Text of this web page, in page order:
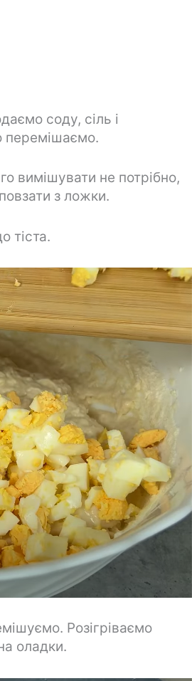
соду, сіль і
перемішаємо.
вимішувати не потрібно,
з ложки.
тіста.
Розігріваємо
оладки.